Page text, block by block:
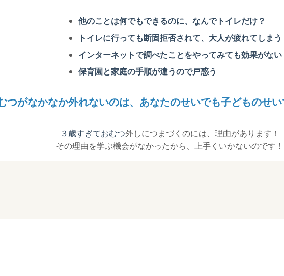
他のことは何でもできるのに、なんでトイレだけ？
トイレに行っても断固拒否されて、大人が疲れてしまう
インターネットで調べたことをやってみても効果がない
保育園と家庭の手順が違うので戸惑う
つがなかなか外れないのは、あなたのせいでも子どものせ
３歳すぎておむつ外しにつまづくのには、理由があります！
その理由を学ぶ機会がなかったから、上手くいかないのです！